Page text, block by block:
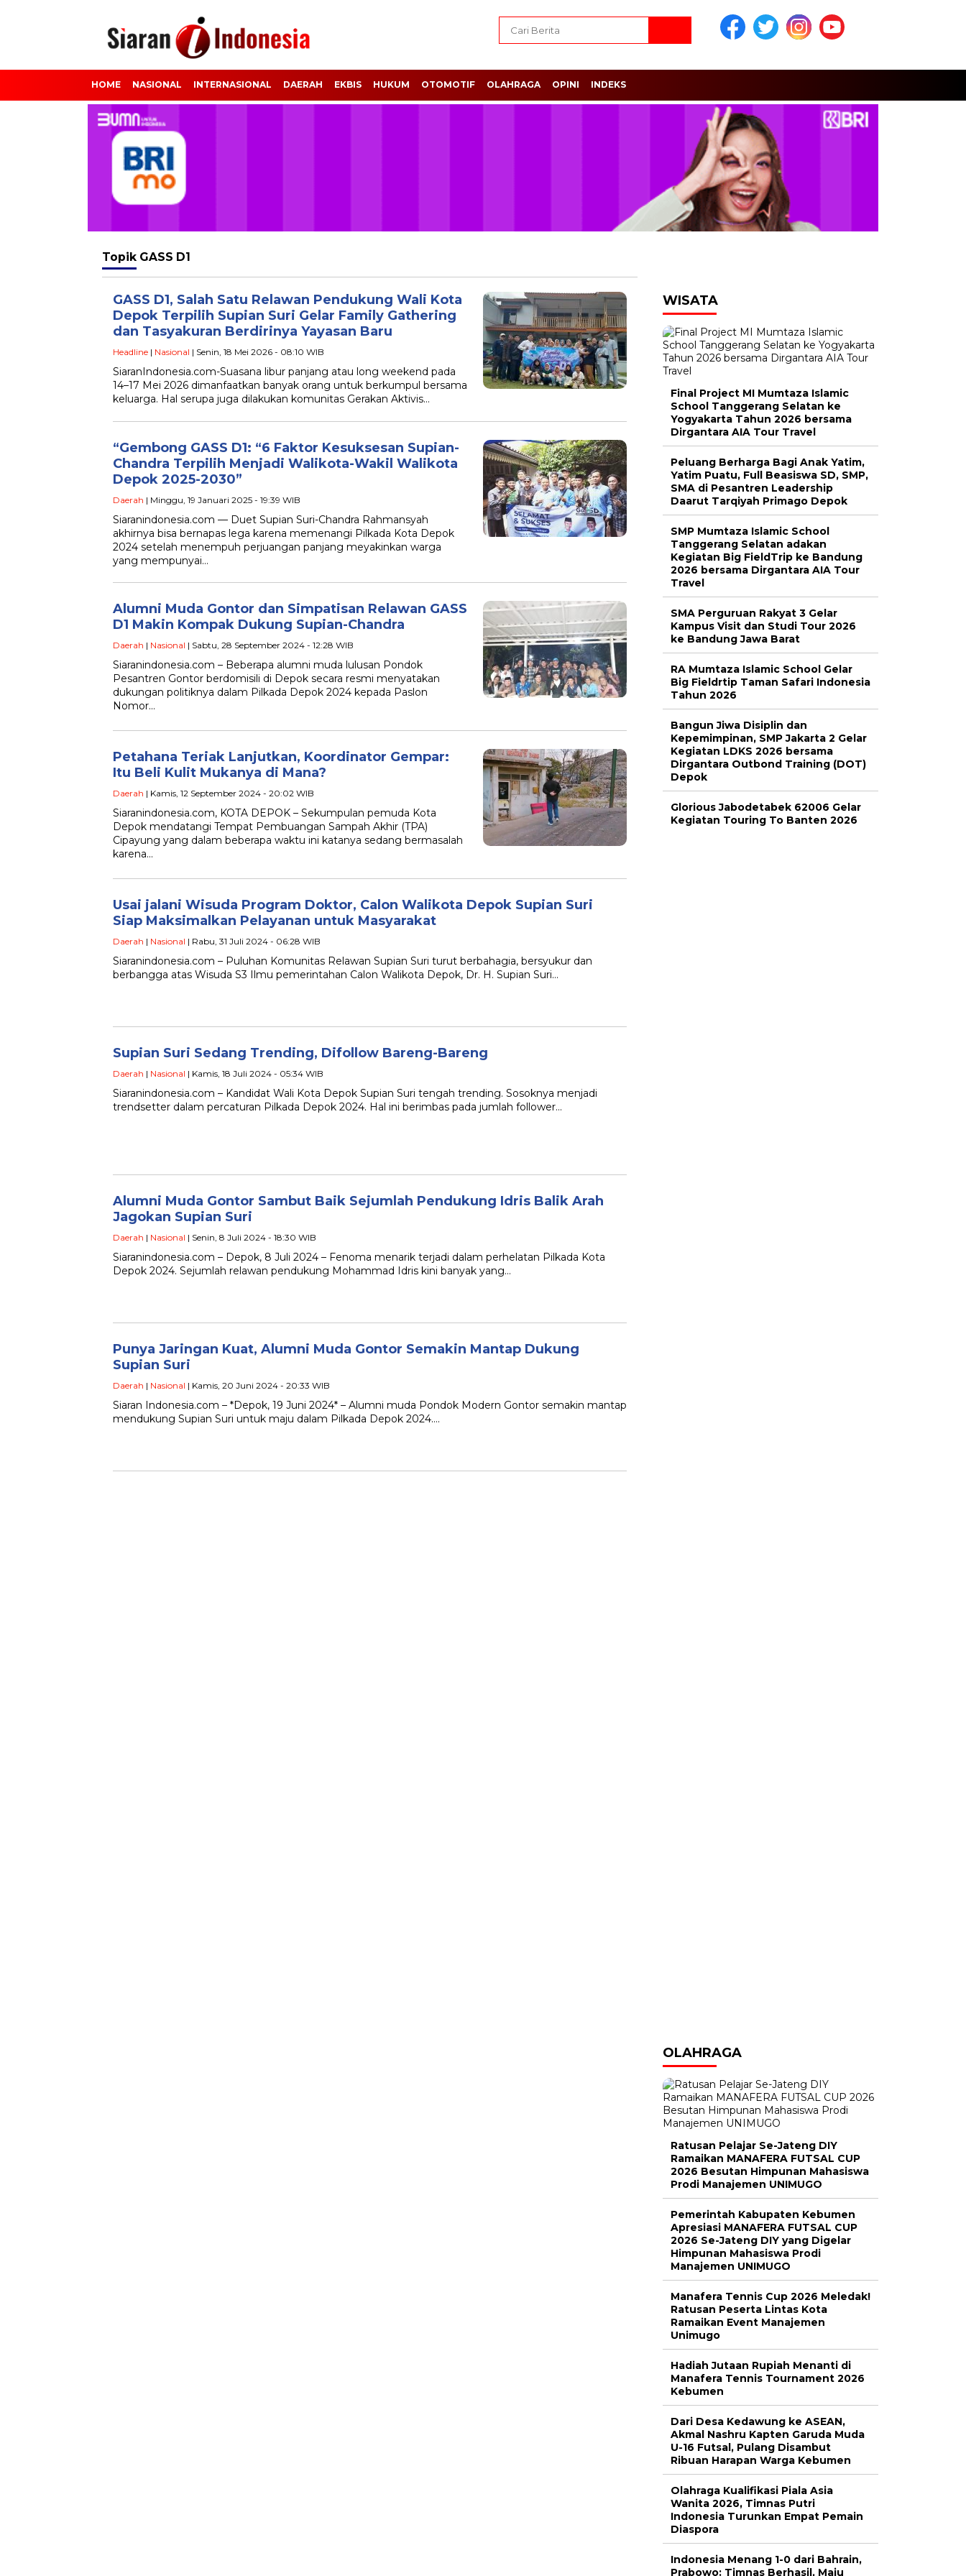
HOME NASIONAL INTERNASIONAL DAERAH EKBIS HUKUM OTOMOTIF OLAHRAGA OPINI INDEKS
Topik GASS D1
GASS D1, Salah Satu Relawan Pendukung Wali Kota
Depok Terpilih Supian Suri Gelar Family Gathering
dan Tasyakuran Berdirinya Yayasan Baru
Headline | Nasional | Senin, 18 Mei 2026 - 08:10 WIB
SiaranIndonesia.com-Suasana libur panjang atau long weekend pada
14–17 Mei 2026 dimanfaatkan banyak orang untuk berkumpul bersama
keluarga. Hal serupa juga dilakukan komunitas Gerakan Aktivis…
“Gembong GASS D1: “6 Faktor Kesuksesan Supian-
Chandra Terpilih Menjadi Walikota-Wakil Walikota
Depok 2025-2030”
Daerah | Minggu, 19 Januari 2025 - 19:39 WIB
Siaranindonesia.com — Duet Supian Suri-Chandra Rahmansyah
akhirnya bisa bernapas lega karena memenangi Pilkada Kota Depok
2024 setelah menempuh perjuangan panjang meyakinkan warga
yang mempunyai…
Alumni Muda Gontor dan Simpatisan Relawan GASS
D1 Makin Kompak Dukung Supian-Chandra
Daerah | Nasional | Sabtu, 28 September 2024 - 12:28 WIB
Siaranindonesia.com – Beberapa alumni muda lulusan Pondok
Pesantren Gontor berdomisili di Depok secara resmi menyatakan
dukungan politiknya dalam Pilkada Depok 2024 kepada Paslon
Nomor…
Petahana Teriak Lanjutkan, Koordinator Gempar:
Itu Beli Kulit Mukanya di Mana?
Daerah | Kamis, 12 September 2024 - 20:02 WIB
Siaranindonesia.com, KOTA DEPOK – Sekumpulan pemuda Kota
Depok mendatangi Tempat Pembuangan Sampah Akhir (TPA)
Cipayung yang dalam beberapa waktu ini katanya sedang bermasalah
karena…
Usai jalani Wisuda Program Doktor, Calon Walikota Depok Supian Suri
Siap Maksimalkan Pelayanan untuk Masyarakat
Daerah | Nasional | Rabu, 31 Juli 2024 - 06:28 WIB
Siaranindonesia.com – Puluhan Komunitas Relawan Supian Suri turut berbahagia, bersyukur dan
berbangga atas Wisuda S3 Ilmu pemerintahan Calon Walikota Depok, Dr. H. Supian Suri…
Supian Suri Sedang Trending, Difollow Bareng-Bareng
Daerah | Nasional | Kamis, 18 Juli 2024 - 05:34 WIB
Siaranindonesia.com – Kandidat Wali Kota Depok Supian Suri tengah trending. Sosoknya menjadi
trendsetter dalam percaturan Pilkada Depok 2024. Hal ini berimbas pada jumlah follower…
Alumni Muda Gontor Sambut Baik Sejumlah Pendukung Idris Balik Arah
Jagokan Supian Suri
Daerah | Nasional | Senin, 8 Juli 2024 - 18:30 WIB
Siaranindonesia.com – Depok, 8 Juli 2024 – Fenoma menarik terjadi dalam perhelatan Pilkada Kota
Depok 2024. Sejumlah relawan pendukung Mohammad Idris kini banyak yang…
Punya Jaringan Kuat, Alumni Muda Gontor Semakin Mantap Dukung
Supian Suri
Daerah | Nasional | Kamis, 20 Juni 2024 - 20:33 WIB
Siaran Indonesia.com – *Depok, 19 Juni 2024* – Alumni muda Pondok Modern Gontor semakin mantap
mendukung Supian Suri untuk maju dalam Pilkada Depok 2024….
WISATA
Final Project MI Mumtaza Islamic
School Tanggerang Selatan ke
Yogyakarta Tahun 2026 bersama
Dirgantara AIA Tour Travel
Peluang Berharga Bagi Anak Yatim,
Yatim Puatu, Full Beasiswa SD, SMP,
SMA di Pesantren Leadership
Daarut Tarqiyah Primago Depok
SMP Mumtaza Islamic School
Tanggerang Selatan adakan
Kegiatan Big FieldTrip ke Bandung
2026 bersama Dirgantara AIA Tour
Travel
SMA Perguruan Rakyat 3 Gelar
Kampus Visit dan Studi Tour 2026
ke Bandung Jawa Barat
RA Mumtaza Islamic School Gelar
Big Fieldrtip Taman Safari Indonesia
Tahun 2026
Bangun Jiwa Disiplin dan
Kepemimpinan, SMP Jakarta 2 Gelar
Kegiatan LDKS 2026 bersama
Dirgantara Outbond Training (DOT)
Depok
Glorious Jabodetabek 62006 Gelar
Kegiatan Touring To Banten 2026
OLAHRAGA
Ratusan Pelajar Se-Jateng DIY
Ramaikan MANAFERA FUTSAL CUP
2026 Besutan Himpunan Mahasiswa
Prodi Manajemen UNIMUGO
Pemerintah Kabupaten Kebumen
Apresiasi MANAFERA FUTSAL CUP
2026 Se-Jateng DIY yang Digelar
Himpunan Mahasiswa Prodi
Manajemen UNIMUGO
Manafera Tennis Cup 2026 Meledak!
Ratusan Peserta Lintas Kota
Ramaikan Event Manajemen
Unimugo
Hadiah Jutaan Rupiah Menanti di
Manafera Tennis Tournament 2026
Kebumen
Dari Desa Kedawung ke ASEAN,
Akmal Nashru Kapten Garuda Muda
U-16 Futsal, Pulang Disambut
Ribuan Harapan Warga Kebumen
Olahraga Kualifikasi Piala Asia
Wanita 2026, Timnas Putri
Indonesia Turunkan Empat Pemain
Diaspora
Indonesia Menang 1-0 dari Bahrain,
Prabowo: Timnas Berhasil, Maju